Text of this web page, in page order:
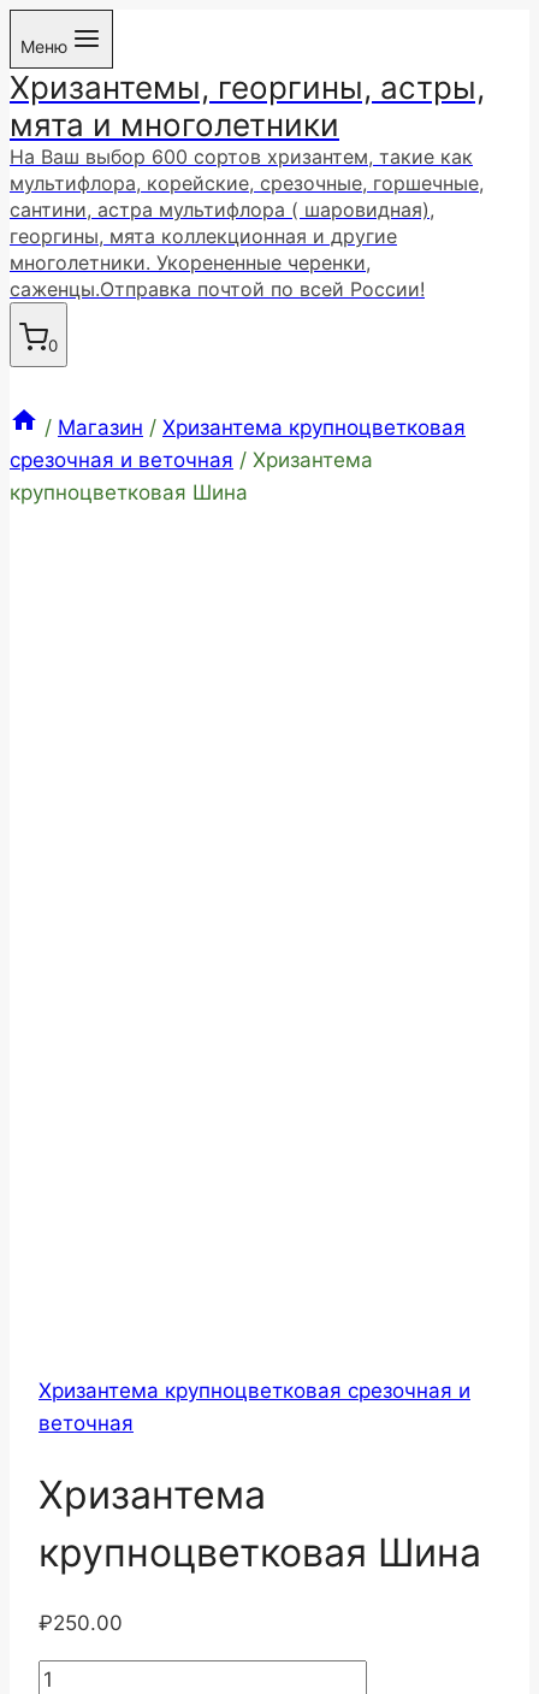
Перейти
содержимому
Меню
Хризантемы, георгины, астры,
мята и многолетники
На Ваш выбор 600 сортов хризантем, такие как
мультифлора, корейские, срезочные, горшечные,
сантини, астра мультифлора ( шаровидная),
георгины, мята коллекционная и другие
многолетники. Укорененные черенки,
саженцы.Отправка почтой по всей России!
0
/ Магазин / Хризантема крупноцветковая
срезочная и веточная / Хризантема
крупноцветковая Шина
Хризантема крупноцветковая срезочная и
веточная
Хризантема
крупноцветковая Шина
₽250.00
Количество